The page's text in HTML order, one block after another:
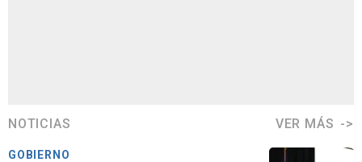
NOTICIAS VER MÁS
GOBIERNO